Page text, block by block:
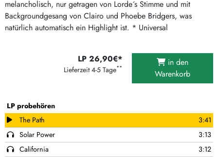
melancholisch, nur getragen von Lorde´s Stimme und mit
Backgroundgesang von Clairo und Phoebe Bridgers, was
natürlich automatisch ein Highlight ist. * Universal
LP probehören
The Path
3:41
Solar Power
3:13
California
3:12
LP 26,90€*
Lieferzeit 4-5 Tage**
in den
Warenkorb